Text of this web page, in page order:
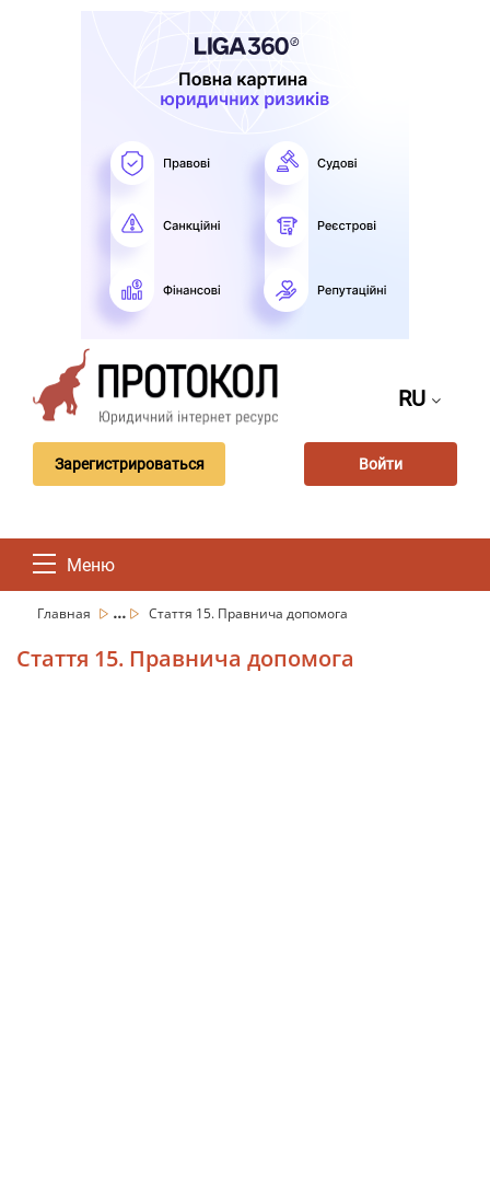
RU
Зарегистрироваться Войти
Меню
Главная ... Стаття 15. Правнича допомога
Стаття 15. Правнича допомога